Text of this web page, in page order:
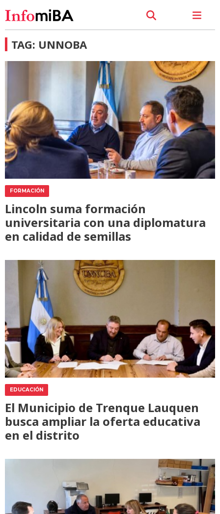
TAG: UNNOBA
FORMACIÓN
Lincoln suma formación
universitaria con una diplomatura
en calidad de semillas
EDUCACIÓN
El Municipio de Trenque Lauquen
busca ampliar la oferta educativa
en el distrito